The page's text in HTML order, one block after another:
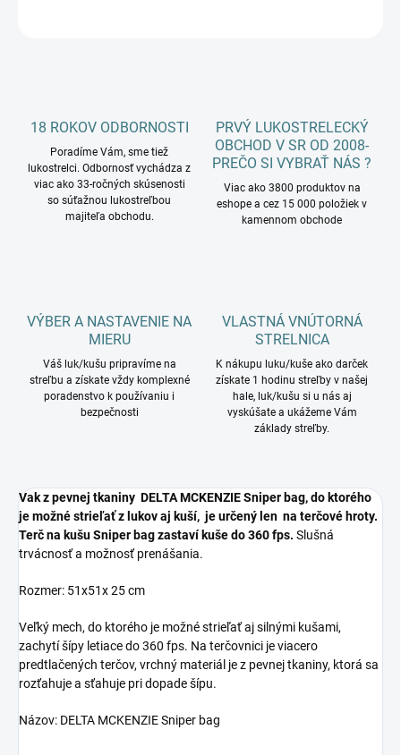
18 ROKOV ODBORNOSTI
Poradíme Vám, sme tiež
lukostrelci. Odbornosť vychádza z
viac ako 33-ročných skúsenosti
so súťažnou lukostreľbou
majiteľa obchodu.
PRVÝ LUKOSTRELECKÝ
OBCHOD V SR OD 2008-
PREČO SI VYBRAŤ NÁS ?
Viac ako 3800 produktov na
eshope a cez 15 000 položiek v
kamennom obchode
VÝBER A NASTAVENIE NA
MIERU
Váš luk/kušu pripravíme na
streľbu a získate vždy komplexné
poradenstvo k používaniu i
bezpečnosti
VLASTNÁ VNÚTORNÁ
STRELNICA
K nákupu luku/kuše ako darček
získate 1 hodinu streľby v našej
hale, luk/kušu si u nás aj
vyskúšate a ukážeme Vám
základy streľby.
Vak z pevnej tkaniny DELTA MCKENZIE Sniper bag, do ktorého
je možné strieľať z lukov aj kuší, je určený len na terčové hroty.
Terč na kušu Sniper bag zastaví kuše do 360 fps. Slušná
trvácnosť a možnosť prenášania.
Rozmer: 51x51x 25 cm
Veľký mech, do ktorého je možné strieľať aj silnými kušami,
zachytí šípy letiace do 360 fps. Na terčovnici je viacero
predtlačených terčov, vrchný materiál je z pevnej tkaniny, ktorá sa
rozťahuje a sťahuje pri dopade šípu.
Názov: DELTA MCKENZIE Sniper bag